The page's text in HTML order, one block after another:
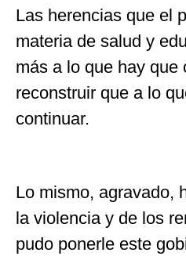
Las herencias que el
materia de salud y
más a lo que hay que
reconstruir que a lo
continuar.
Lo mismo, agravado,
la violencia y de los
pudo ponerle este